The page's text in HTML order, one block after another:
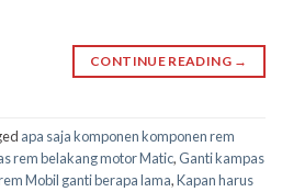
CONTINUE READING →
apa saja komponen komponen rem
rem belakang motor Matic,Ganti kampas
Mobil ganti berapa lama,Kapan harus